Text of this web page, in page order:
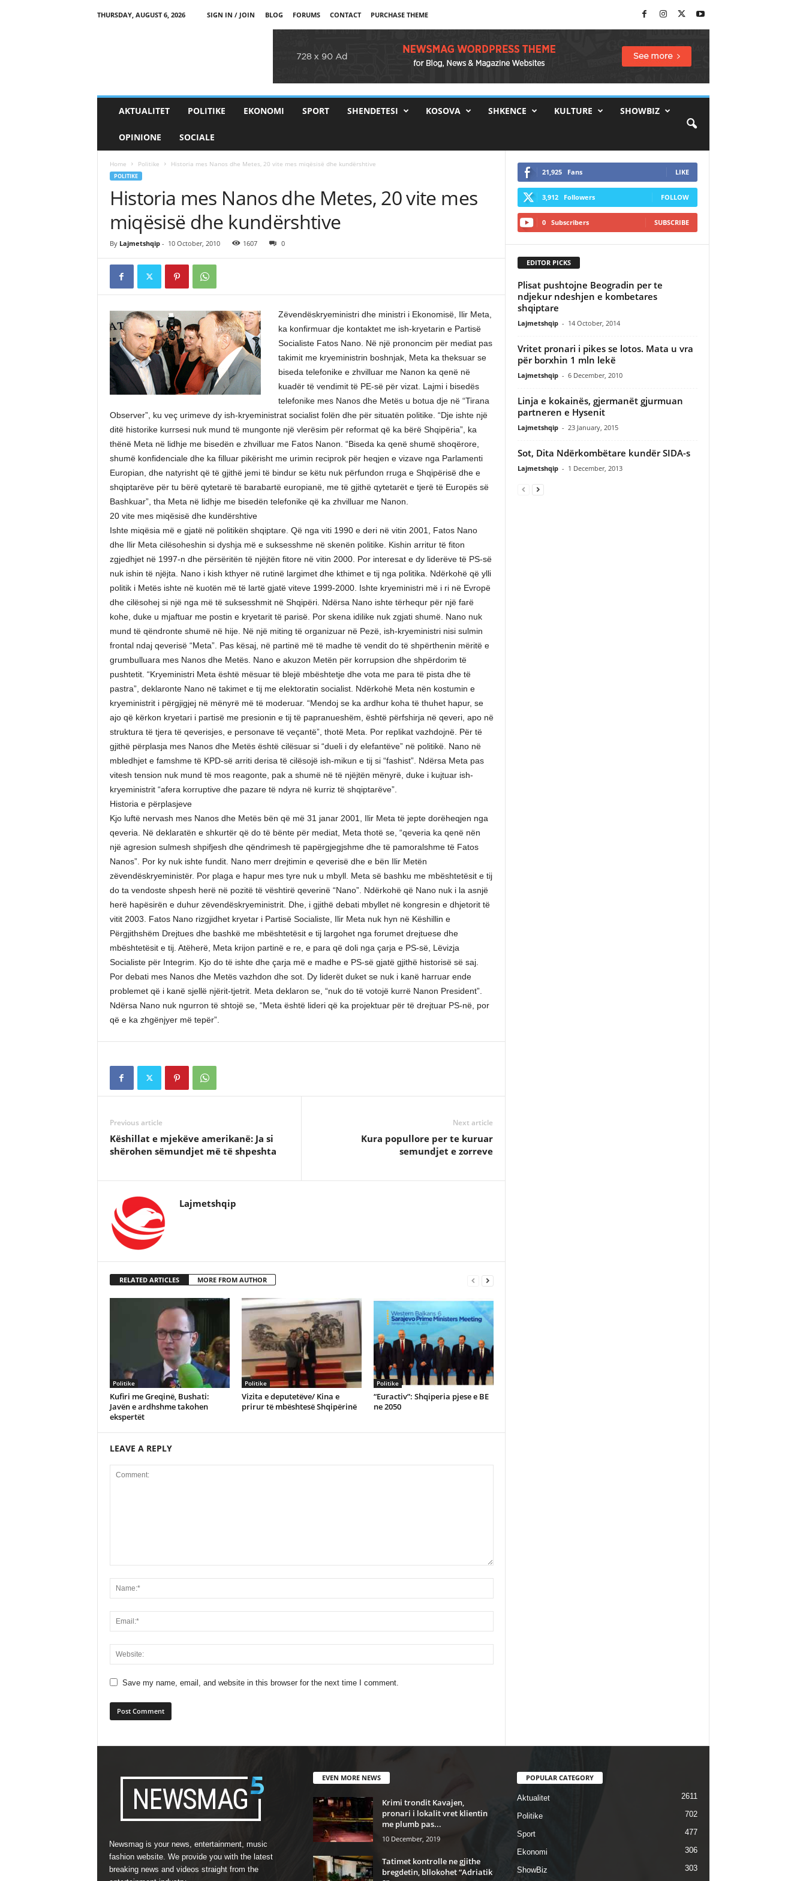
THURSDAY, AUGUST 6, 2026 SIGN IN / JOIN BLOG FORUMS CONTACT PURCHASE THEME
AKTUALITET POLITIKE EKONOMI SPORT SHENDETESI KOSOVA SHKENCE KULTURE SHOWBIZ
OPINIONE SOCIALE
Home Politike Historia mes Nanos dhe Metes, 20 vite mes miqësisë dhe kundërshtive
POLITIKE
Historia mes Nanos dhe Metes, 20 vite mes
miqësisë dhe kundërshtive
By Lajmetshqip- 10 October, 2010 1607 0
Zëvendëskryeministri dhe ministri i Ekonomisë, Ilir Meta,
ka konfirmuar dje kontaktet me ish-kryetarin e Partisë
Socialiste Fatos Nano. Në një prononcim për mediat pas
takimit me kryeministrin boshnjak, Meta ka theksuar se
biseda telefonike e zhvilluar me Nanon ka qenë në
kuadër të vendimit të PE-së për vizat. Lajmi i bisedës
telefonike mes Nanos dhe Metës u botua dje në “Tirana
Observer”, ku veç urimeve dy ish-kryeministrat socialist folën dhe për situatën politike. “Dje ishte një
ditë historike kurrsesi nuk mund të mungonte një vlerësim për reformat që ka bërë Shqipëria”, ka
thënë Meta në lidhje me bisedën e zhvilluar me Fatos Nanon. “Biseda ka qenë shumë shoqërore,
shumë konfidenciale dhe ka filluar pikërisht me urimin reciprok për heqjen e vizave nga Parlamenti
Europian, dhe natyrisht që të gjithë jemi të bindur se këtu nuk përfundon rruga e Shqipërisë dhe e
shqiptarëve për tu bërë qytetarë të barabartë europianë, me të gjithë qytetarët e tjerë të Europës së
Bashkuar”, tha Meta në lidhje me bisedën telefonike që ka zhvilluar me Nanon.
20 vite mes miqësisë dhe kundërshtive
Ishte miqësia më e gjatë në politikën shqiptare. Që nga viti 1990 e deri në vitin 2001, Fatos Nano
dhe Ilir Meta cilësoheshin si dyshja më e suksesshme në skenën politike. Kishin arritur të fiton
zgjedhjet në 1997-n dhe përsëritën të njëjtën fitore në vitin 2000. Por interesat e dy liderëve të PS-së
nuk ishin të njëjta. Nano i kish kthyer në rutinë largimet dhe kthimet e tij nga politika. Ndërkohë që ylli
politik i Metës ishte në kuotën më të lartë gjatë viteve 1999-2000. Ishte kryeministri më i ri në Evropë
dhe cilësohej si një nga më të suksesshmit në Shqipëri. Ndërsa Nano ishte tërhequr për një farë
kohe, duke u mjaftuar me postin e kryetarit të parisë. Por skena idilike nuk zgjati shumë. Nano nuk
mund të qëndronte shumë në hije. Në një miting të organizuar në Pezë, ish-kryeministri nisi sulmin
frontal ndaj qeverisë “Meta”. Pas kësaj, në partinë më të madhe të vendit do të shpërthenin mëritë e
grumbulluara mes Nanos dhe Metës. Nano e akuzon Metën për korrupsion dhe shpërdorim të
pushtetit. “Kryeministri Meta është mësuar të blejë mbështetje dhe vota me para të pista dhe të
pastra”, deklaronte Nano në takimet e tij me elektoratin socialist. Ndërkohë Meta nën kostumin e
kryeministrit i përgjigjej në mënyrë më të moderuar. “Mendoj se ka ardhur koha të thuhet hapur, se
ajo që kërkon kryetari i partisë me presionin e tij të papranueshëm, është përfshirja në qeveri, apo në
struktura të tjera të qeverisjes, e personave të veçantë”, thotë Meta. Por replikat vazhdojnë. Për të
gjithë përplasja mes Nanos dhe Metës është cilësuar si “dueli i dy elefantëve” në politikë. Nano në
mbledhjet e famshme të KPD-së arriti derisa të cilësojë ish-mikun e tij si “fashist”. Ndërsa Meta pas
vitesh tension nuk mund të mos reagonte, pak a shumë në të njëjtën mënyrë, duke i kujtuar ish-
kryeministrit “afera korruptive dhe pazare të ndyra në kurriz të shqiptarëve”.
Historia e përplasjeve
Kjo luftë nervash mes Nanos dhe Metës bën që më 31 janar 2001, Ilir Meta të jepte dorëheqjen nga
qeveria. Në deklaratën e shkurtër që do të bënte për mediat, Meta thotë se, “qeveria ka qenë nën
një agresion sulmesh shpifjesh dhe qëndrimesh të papërgjegjshme dhe të pamoralshme të Fatos
Nanos”. Por ky nuk ishte fundit. Nano merr drejtimin e qeverisë dhe e bën Ilir Metën
zëvendëskryeministër. Por plaga e hapur mes tyre nuk u mbyll. Meta së bashku me mbështetësit e tij
do ta vendoste shpesh herë në pozitë të vështirë qeverinë “Nano”. Ndërkohë që Nano nuk i la asnjë
herë hapësirën e duhur zëvendëskryeministrit. Dhe, i gjithë debati mbyllet në kongresin e dhjetorit të
vitit 2003. Fatos Nano rizgjidhet kryetar i Partisë Socialiste, Ilir Meta nuk hyn në Këshillin e
Përgjithshëm Drejtues dhe bashkë me mbështetësit e tij largohet nga forumet drejtuese dhe
mbështetësit e tij. Atëherë, Meta krijon partinë e re, e para që doli nga çarja e PS-së, Lëvizja
Socialiste për Integrim. Kjo do të ishte dhe çarja më e madhe e PS-së gjatë gjithë historisë së saj.
Por debati mes Nanos dhe Metës vazhdon dhe sot. Dy liderët duket se nuk i kanë harruar ende
problemet që i kanë sjellë njërit-tjetrit. Meta deklaron se, “nuk do të votojë kurrë Nanon President”.
Ndërsa Nano nuk ngurron të shtojë se, “Meta është lideri që ka projektuar për të drejtuar PS-në, por
që e ka zhgënjyer më tepër”.
Previous article
Këshillat e mjekëve amerikanë: Ja si
shërohen sëmundjet më të shpeshta
Next article
Kura popullore per te kuruar
semundjet e zorreve
Lajmetshqip
RELATED ARTICLES MORE FROM AUTHOR
Politike
Kufiri me Greqinë, Bushati:
Javën e ardhshme takohen
ekspertët
Politike
Vizita e deputetëve/ Kina e
prirur të mbështesë Shqipërinë
Politike
“Euractiv”: Shqiperia pjese e BE
ne 2050
LEAVE A REPLY
Save my name, email, and website in this browser for the next time I comment.
21,925 Fans LIKE
3,912 Followers FOLLOW
0 Subscribers SUBSCRIBE
EDITOR PICKS
Plisat pushtojne Beogradin per te
ndjekur ndeshjen e kombetares
shqiptare
Lajmetshqip - 14 October, 2014
Vritet pronari i pikes se lotos. Mata u vra
për borxhin 1 mln lekë
Lajmetshqip - 6 December, 2010
Linja e kokainës, gjermanët gjurmuan
partneren e Hysenit
Lajmetshqip - 23 January, 2015
Sot, Dita Ndërkombëtare kundër SIDA-s
Lajmetshqip - 1 December, 2013
Newsmag is your news, entertainment, music
fashion website. We provide you with the latest
breaking news and videos straight from the
EVEN MORE NEWS
Krimi trondit Kavajen,
pronari i lokalit vret klientin
me plumb pas...
10 December, 2019
Tatimet kontrolle ne gjithe
bregdetin, bllokohet “Adriatik
POPULAR CATEGORY
Aktualitet 2611
Politike 702
Sport 477
Ekonomi 306
ShowBiz 303